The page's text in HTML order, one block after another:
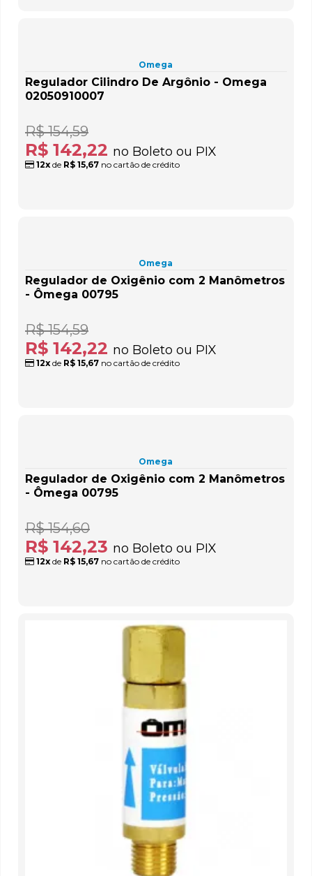
Omega
Regulador Cilindro De Argônio - Omega
02050910007
R$ 142,22 no Boleto ou PIX
R$ 154,59
12x de R$ 15,67 no cartão de crédito
Omega
Regulador de Oxigênio com 2 Manômetros
- Ômega 00795
R$ 142,22 no Boleto ou PIX
R$ 154,59
12x de R$ 15,67 no cartão de crédito
Omega
Regulador de Oxigênio com 2 Manômetros
- Ômega 00795
R$ 142,23 no Boleto ou PIX
R$ 154,60
12x de R$ 15,67 no cartão de crédito